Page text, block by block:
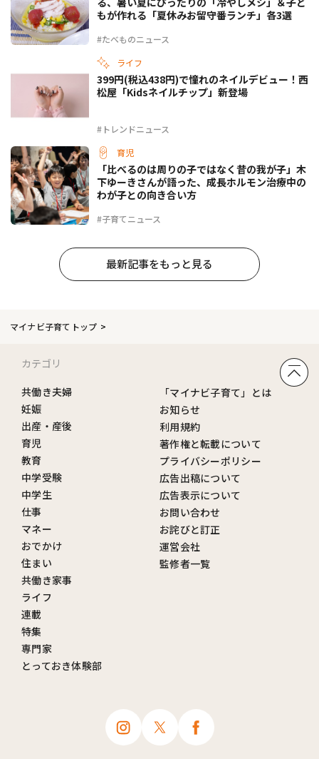
#たべものニュース
もが作れる「夏休みお留守番ランチ」各3選
ライフ
#トレンドニュース
399円(税込438円)で憧れのネイルデビュー！西
松屋「Kidsネイルチップ」新登場
育児
#子育てニュース
「比べるのは周りの子ではなく昔の我が子」木
下ゆーきさんが語った、成長ホルモン治療中の
わが子との向き合い方
最新記事をもっと見る
マイナビ子育てトップ
カテゴリ
共働き夫婦
妊娠
出産・産後
育児
教育
中学受験
中学生
仕事
マネー
おでかけ
住まい
共働き家事
ライフ
連載
特集
専門家
とっておき体験部
「マイナビ子育て」とは
お知らせ
利用規約
著作権と転載について
プライバシーポリシー
広告出稿について
広告表示について
お問い合わせ
お詫びと訂正
運営会社
監修者一覧